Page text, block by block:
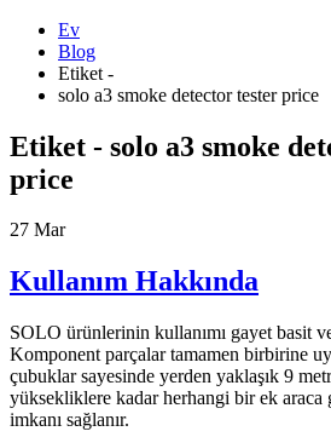
Ev
Blog
Etiket -
solo a3 smoke detector tester price
Etiket - solo a3 smoke
price
27 Mar
Kullanım Hakkında
SOLO ürünlerinin kullanımı gayet basit
Komponent parçalar tamamen birbirine
çubuklar sayesinde yerden yaklaşık 9
yüksekliklere kadar herhangi bir ek araca
imkanı sağlanır.